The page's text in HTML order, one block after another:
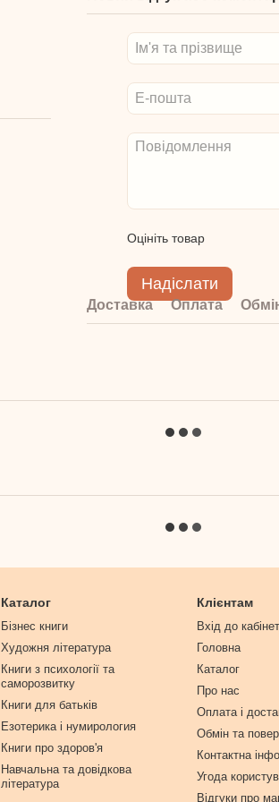
Оцініть товар
Надіслати
Доставка Оплата
Каталог
Бізнес книги
Художня література
Книги з психології та
саморозвитку
Книги для батьків
Езотерика і нумирология
Книги про здоров'я
Навчальна та довідкова
література
Клієнтам
Вхід до
Головна
Каталог
Про нас
Оплата і
Обмін та
Контактна
Угода
Відгуки про